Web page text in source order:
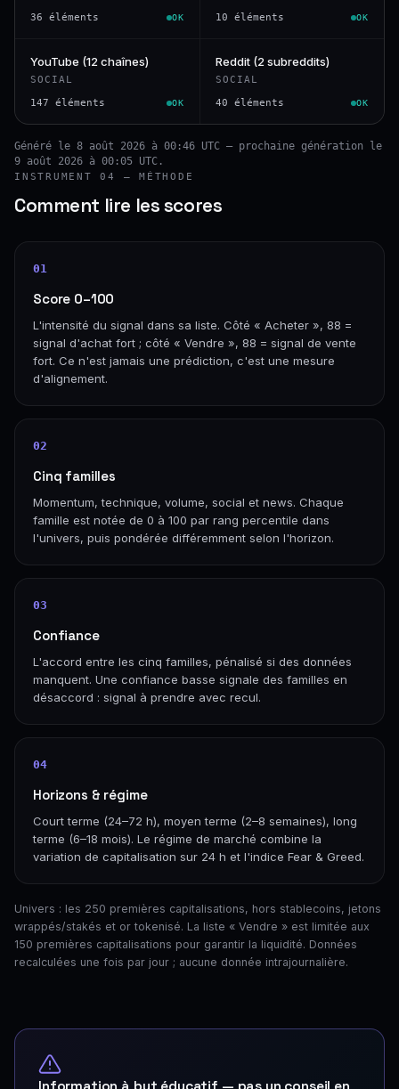
36 éléments OK 10 éléments OK
YouTube (12 chaînes)
SOCIAL
147 éléments OK
Reddit (2 subreddits)
SOCIAL
40 éléments OK
Généré le 8 août 2026 à 00:46 UTC — prochaine génération le
9 août 2026 à 00:05 UTC.
INSTRUMENT 04 — MÉTHODE
Comment lire les scores
01
Score 0–100
L'intensité du signal dans sa liste. Côté « Acheter », 88 =
signal d'achat fort ; côté « Vendre », 88 = signal de vente
fort. Ce n'est jamais une prédiction, c'est une mesure
d'alignement.
02
Cinq familles
Momentum, technique, volume, social et news. Chaque
famille est notée de 0 à 100 par rang percentile dans
l'univers, puis pondérée différemment selon l'horizon.
03
Confiance
L'accord entre les cinq familles, pénalisé si des données
manquent. Une confiance basse signale des familles en
désaccord : signal à prendre avec recul.
04
Horizons & régime
Court terme (24–72 h), moyen terme (2–8 semaines), long
terme (6–18 mois). Le régime de marché combine la
variation de capitalisation sur 24 h et l'indice Fear & Greed.
Univers : les 250 premières capitalisations, hors stablecoins, jetons
wrappés/stakés et or tokenisé. La liste « Vendre » est limitée aux
150 premières capitalisations pour garantir la liquidité. Données
recalculées une fois par jour ; aucune donnée intrajournalière.